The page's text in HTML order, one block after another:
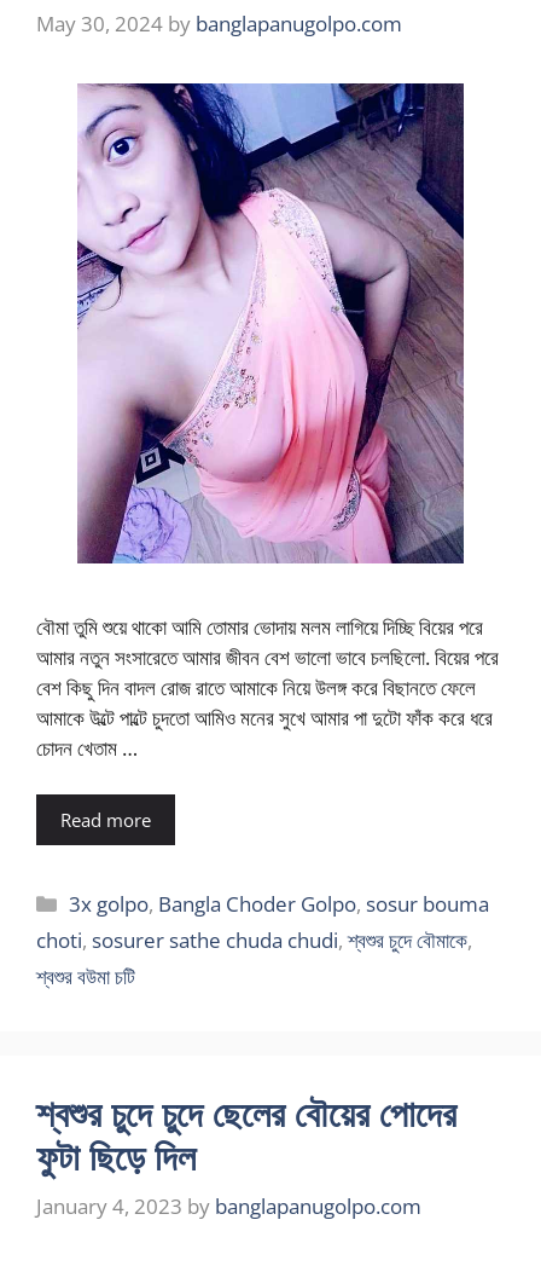
May 30, 2024 by banglapanugolpo.com
বৌমা তুমি শুয়ে থাকো আমি তোমার ভোদায় মলম লাগিয়ে দিচ্ছি বিয়ের পরে
আমার নতুন সংসারেতে আমার জীবন বেশ ভালো ভাবে চলছিলো. বিয়ের পরে
বেশ কিছু দিন বাদল রোজ রাতে আমাকে নিয়ে উলঙ্গ করে বিছানতে ফেলে
আমাকে উল্টে পাল্টে চুদতো আমিও মনের সুখে আমার পা দুটো ফাঁক করে ধরে
চোদন খেতাম …
Read more
Categories
3x golpo, Bangla Choder Golpo,sosur bouma
choti, sosurer sathe chuda chudi,শ্বশুর চুদে বৌমাকে,
শ্বশুর বউমা চটি
শ্বশুর চুদে চুদে ছেলের বৌয়ের পোদের
ফুটা ছিড়ে দিল
January 4, 2023 by banglapanugolpo.com